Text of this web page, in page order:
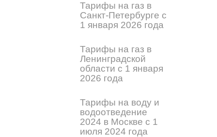
Тарифы на газ в
Санкт-Петербурге с
1 января 2026 года
Тарифы на газ в
Ленинградской
области с 1 января
2026 года
Тарифы на воду и
водоотведение
2024 в Москве с 1
июля 2024 года